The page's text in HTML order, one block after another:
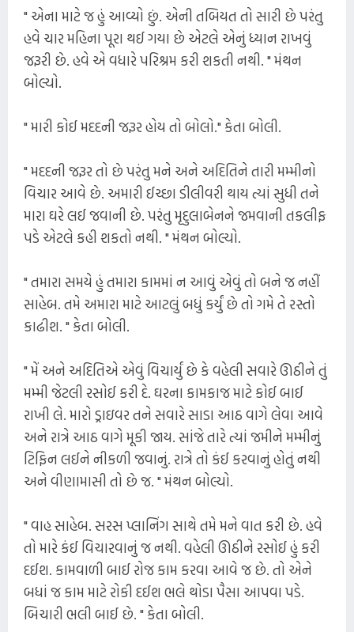
" એના માટે જ હું આવ્યો છું. એની તબિયત તો સારી છે પરંતુ
હવે ચાર મહિના પૂરા થઈ ગયા છે એટલે એનું ધ્યાન રાખવું
જરૂરી છે. હવે એ વધારે પરિશ્રમ કરી શકતી નથી. " મંથન
બોલ્યો.
" મારી કોઈ મદદની જરૂર હોય તો બોલો." કેતા બોલી.
" મદદની જરૂર તો છે પરંતુ મને અને અદિતિને તારી મમ્મીનો
વિચાર આવે છે. અમારી ઈચ્છા ડીલીવરી થાય ત્યાં સુધી તને
મારા ઘરે લઈ જવાની છે. પરંતુ મૃદુલાબેનને જમવાની તકલીફ
પડે એટલે કહી શકતો નથી. " મંથન બોલ્યો.
" તમારા સમયે હું તમારા કામમાં ન આવું એવું તો બને જ નહીં
સાહેબ. તમે અમારા માટે આટલું બધું કર્યું છે તો ગમે તે રસ્તો
કાઢીશ. " કેતા બોલી.
" મેં અને અદિતિએ એવું વિચાર્યું છે કે વહેલી સવારે ઊઠીને તું
મમ્મી જેટલી રસોઈ કરી દે. ઘરના કામકાજ માટે કોઈ બાઈ
રાખી લે. મારો ડ્રાઇવર તને સવારે સાડા આઠ વાગે લેવા આવે
અને રાત્રે આઠ વાગે મૂકી જાય. સાંજે તારે ત્યાં જમીને મમ્મીનું
ટિફિન લઈને નીકળી જવાનું. રાત્રે તો કંઈ કરવાનું હોતું નથી
અને વીણામાસી તો છે જ. " મંથન બોલ્યો.
" વાહ સાહેબ. સરસ પ્લાનિંગ સાથે તમે મને વાત કરી છે. હવે
તો મારે કંઈ વિચારવાનું જ નથી. વહેલી ઊઠીને રસોઈ હું કરી
દઈશ. કામવાળી બાઈ રોજ કામ કરવા આવે જ છે. તો એને
બધાં જ કામ માટે રોકી દઈશ ભલે થોડા પૈસા આપવા પડે.
બિચારી ભલી બાઈ છે. " કેતા બોલી.